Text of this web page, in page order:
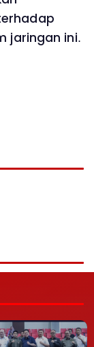
jaringan ini.